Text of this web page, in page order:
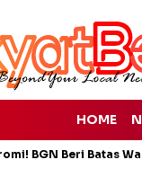
HOME
BGN Beri Batas